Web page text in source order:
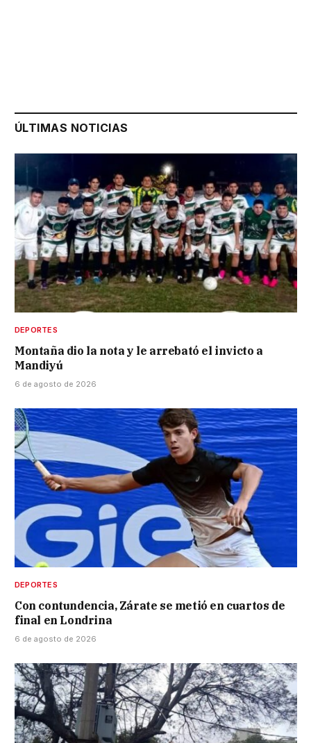
ÚLTIMAS NOTICIAS
DEPORTES
Montaña dio la nota y le arrebató el invicto a
Mandiyú
6 de agosto de 2026
DEPORTES
Con contundencia, Zárate se metió en cuartos de
final en Londrina
6 de agosto de 2026